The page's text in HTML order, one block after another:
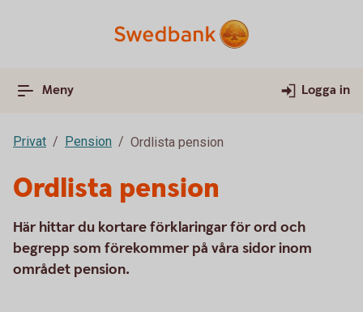
Meny Logga in
Privat Pension Ordlista pension
Ordlista pension
Här hittar du kortare förklaringar för ord och
begrepp som förekommer på våra sidor inom
området pension.